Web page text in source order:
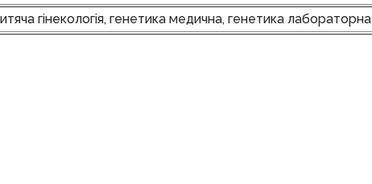
гінекологія, генетика медична, генетика лабораторна